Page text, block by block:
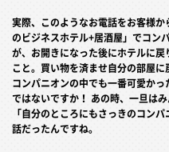
実際、このようなお電話をお客様
のビジネスホテル+居酒屋」でコン
が、お開きになった後にホテルに
こと。買い物を済ませ自分の部屋
コンパニオンの中でも一番可愛か
ではないですか！ あの時、一旦は
「自分のところにもさっきのコン
話だったんですね。